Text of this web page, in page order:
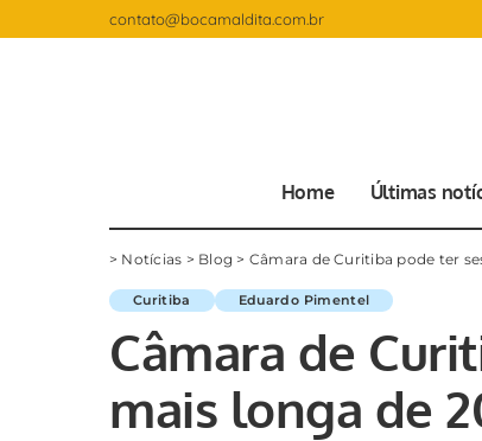
contato@bocamaldita.com.br
Home Últimas
> Notícias > Blog > Câmara de Curitiba pode ter
Curitiba Eduardo Pimentel
Câmara de
mais longa de